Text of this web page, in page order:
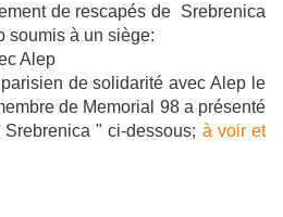
de rescapés de Srebrenica
soumis à un siège:
Alep
de solidarité avec Alep le
de Memorial 98 a présenté
" ci-dessous; à voir et